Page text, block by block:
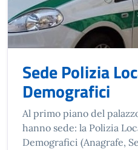
Sede Polizia
Demografici
Al primo piano del
hanno sede: la Polizia
Demografici (Anagrafe,